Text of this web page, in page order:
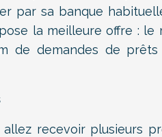
par sa banque
la meilleure offre : le
de demandes de
recevoir plusieurs